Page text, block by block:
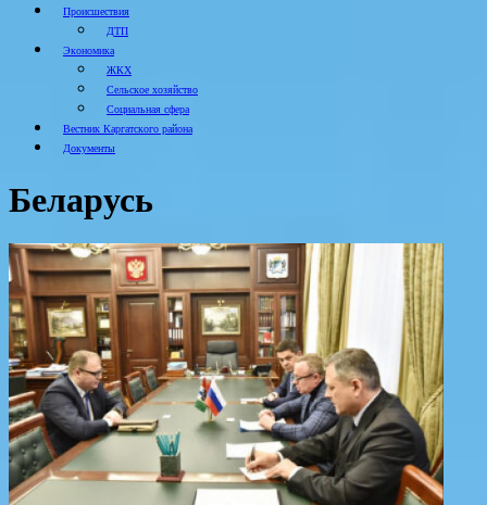
Происшествия
ДТП
Экономика
ЖКХ
Сельское хозяйство
Социальная сфера
Вестник Каргатского района
Документы
Беларусь